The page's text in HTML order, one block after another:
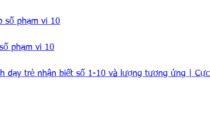
số phạm vi 10
phạm vi 10
dạy trẻ nhận biết số 1-10 và lượng tương ứng | Cực